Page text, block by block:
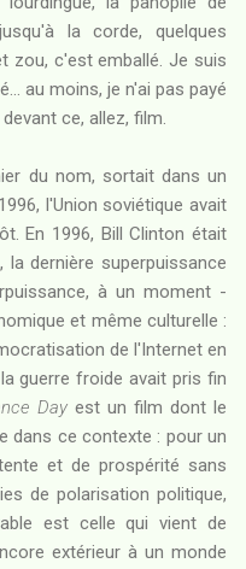
la corde, quelques
zou, c'est emballé. Je suis
au moins, je n'ai pas payé
ce, allez, film.
du nom, sortait dans un
l'Union soviétique avait
En 1996, Bill Clinton était
la dernière superpuissance
à un moment -
et même culturelle :
de l'Internet en
guerre froide avait pris fin
Day est un film dont le
dans ce contexte : pour un
et de prospérité sans
de polarisation politique,
est celle qui vient de
extérieur à un monde